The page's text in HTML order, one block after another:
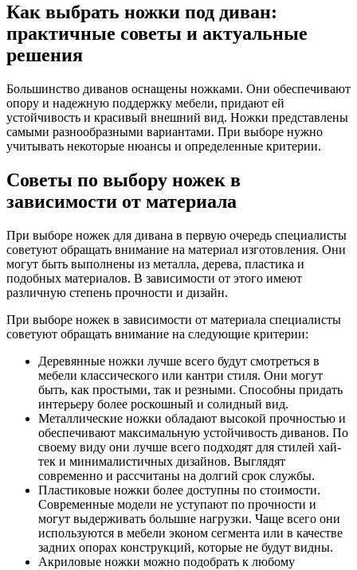
Как выбрать ножки под диван:
практичные советы и актуальные
решения
Большинство диванов оснащены ножками. Они обеспечивают
опору и надежную поддержку мебели, придают ей
устойчивость и красивый внешний вид. Ножки представлены
самыми разнообразными вариантами. При выборе нужно
учитывать некоторые нюансы и определенные критерии.
Советы по выбору ножек в
зависимости от материала
При выборе ножек для дивана в первую очередь специалисты
советуют обращать внимание на материал изготовления. Они
могут быть выполнены из металла, дерева, пластика и
подобных материалов. В зависимости от этого имеют
различную степень прочности и дизайн.
При выборе ножек в зависимости от материала специалисты
советуют обращать внимание на следующие критерии:
Деревянные ножки лучше всего будут смотреться в
мебели классического или кантри стиля. Они могут
быть, как простыми, так и резными. Способны придать
интерьеру более роскошный и солидный вид.
Металлические ножки обладают высокой прочностью и
обеспечивают максимальную устойчивость диванов. По
своему виду они лучше всего подходят для стилей хай-
тек и минималистичных дизайнов. Выглядят
современно и рассчитаны на долгий срок службы.
Пластиковые ножки более доступны по стоимости.
Современные модели не уступают по прочности и
могут выдерживать большие нагрузки. Чаще всего они
используются в мебели эконом сегмента или в качестве
задних опорах конструкций, которые не будут видны.
Акриловые ножки можно подобрать к любому